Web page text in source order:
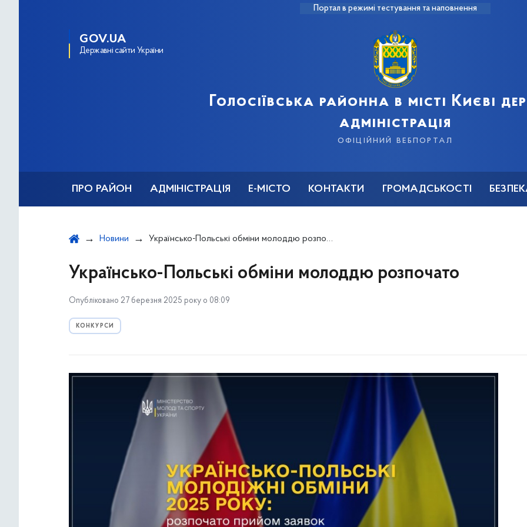
Портал в режимі тестування та наповнення
GOV.UA
Державні сайти України
Голосіївська районна в місті Києві
адміністрація
офіційний вебпортал
ПРО РАЙОН АДМІНІСТРАЦІЯ Е-МІСТО КОНТАКТИ ГРОМАДСЬКОСТІ
Новини Українсько-Польські обміни молоддю розпочато
Українсько-Польські обміни молоддю розпочато
Опубліковано 27 березня 2025 року о 08:09
КОНКУРСИ